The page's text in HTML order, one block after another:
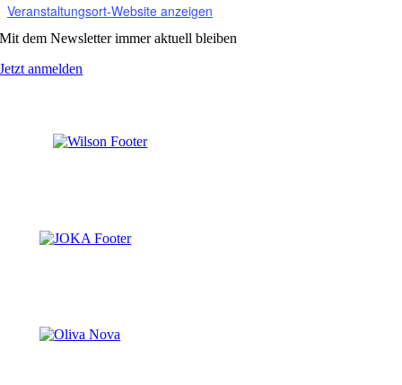
Veranstaltungsort-Website anzeigen
Mit dem Newsletter immer aktuell bleiben
Jetzt anmelden